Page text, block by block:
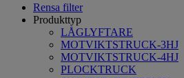
Rensa filter
Produkttyp
LÅGLYFTARE
MOTVIKTSTRUCK-3HJ
MOTVIKTSTRUCK-4HJ
PLOCKTRUCK